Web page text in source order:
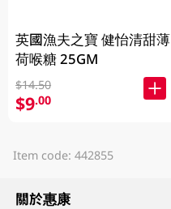
英國漁夫之寶 健怡清甜薄
荷喉糖 25GM
$14.50
$9.00
Item code: 442855
關於惠康